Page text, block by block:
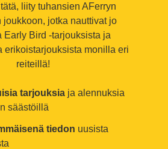
liity tuhansien AFerryn
joukkoon, jotka nauttivat jo
Early Bird -tarjouksista ja
erikoistarjouksista monilla eri
reiteillä!
tarjouksia ja alennuksia
säästöillä
tiedon uusista